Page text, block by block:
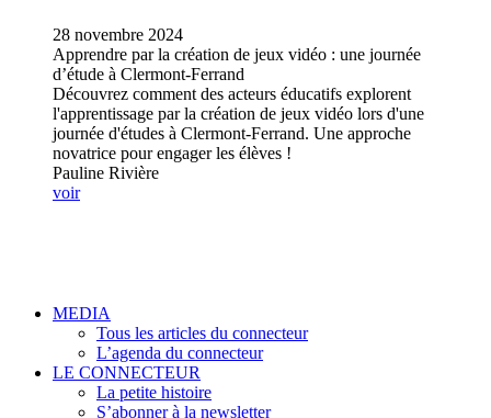
28 novembre 2024
Apprendre par la création de jeux vidéo : une journée
d’étude à Clermont-Ferrand
Découvrez comment des acteurs éducatifs explorent
l'apprentissage par la création de jeux vidéo lors d'une
journée d'études à Clermont-Ferrand. Une approche
novatrice pour engager les élèves !
Pauline Rivière
voir
MEDIA
Tous les articles du connecteur
L’agenda du connecteur
LE CONNECTEUR
La petite histoire
S’abonner à la newsletter